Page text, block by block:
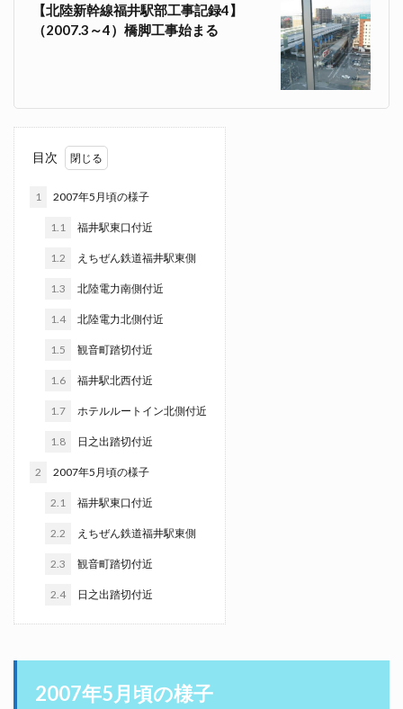
【北陸新幹線福井駅部工事記録4】
（2007.3～4）橋脚工事始まる
目次
1 2007年5月頃の様子
1.1 福井駅東口付近
1.2 えちぜん鉄道福井駅東側
1.3 北陸電力南側付近
1.4 北陸電力北側付近
1.5 観音町踏切付近
1.6 福井駅北西付近
1.7 ホテルルートイン北側付近
1.8 日之出踏切付近
2 2007年5月頃の様子
2.1 福井駅東口付近
2.2 えちぜん鉄道福井駅東側
2.3 観音町踏切付近
2.4 日之出踏切付近
2007年5月頃の様子